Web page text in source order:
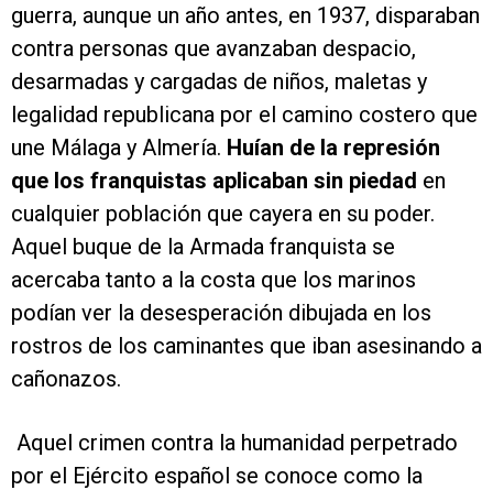
guerra, aunque un año antes, en 1937, disparaban
contra personas que avanzaban despacio,
desarmadas y cargadas de niños, maletas y
legalidad republicana por el camino costero que
une Málaga y Almería. Huían de la represión
que los franquistas aplicaban sin piedad en
cualquier población que cayera en su poder.
Aquel buque de la Armada franquista se
acercaba tanto a la costa que los marinos
podían ver la desesperación dibujada en los
rostros de los caminantes que iban asesinando a
cañonazos.
Aquel crimen contra la humanidad perpetrado
por el Ejército español se conoce como la